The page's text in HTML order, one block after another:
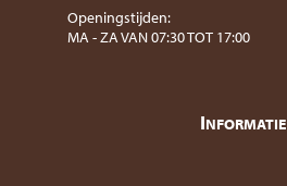
Openingstijden:
MA - ZA VAN 07:30 TOT 17:00
INFORMATIE